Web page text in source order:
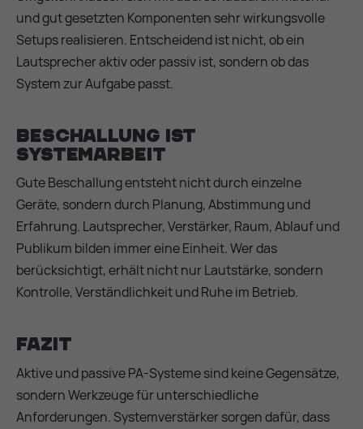
und gut gesetzten Komponenten sehr wirkungsvolle
Setups realisieren. Entscheidend ist nicht, ob ein
Lautsprecher aktiv oder passiv ist, sondern ob das
System zur Aufgabe passt.
Beschallung ist
Systemarbeit
Gute Beschallung entsteht nicht durch einzelne
Geräte, sondern durch Planung, Abstimmung und
Erfahrung. Lautsprecher, Verstärker, Raum, Ablauf und
Publikum bilden immer eine Einheit. Wer das
berücksichtigt, erhält nicht nur Lautstärke, sondern
Kontrolle, Verständlichkeit und Ruhe im Betrieb.
Fazit
Aktive und passive PA-Systeme sind keine Gegensätze,
sondern Werkzeuge für unterschiedliche
Anforderungen. Systemverstärker sorgen dafür, dass